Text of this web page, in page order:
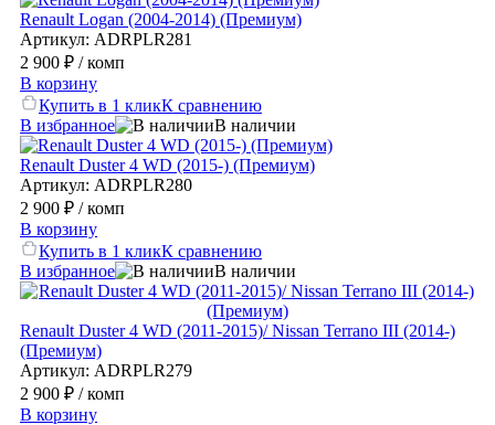
Renault Logan (2004-2014) (Премиум)
Артикул: ADRPLR281
2 900 ₽ / комп
В корзину
Купить в 1 кликК сравнению
В избранное
В наличии
Renault Duster 4 WD (2015-) (Премиум)
Артикул: ADRPLR280
2 900 ₽ / комп
В корзину
Купить в 1 кликК сравнению
В избранное
В наличии
Renault Duster 4 WD (2011-2015)/ Nissan Terrano III (2014-)
(Премиум)
Артикул: ADRPLR279
2 900 ₽ / комп
В корзину